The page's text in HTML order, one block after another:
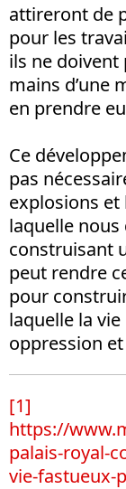
attireront de
pour les
ils ne doivent
mains d’une
en prendre
Ce
pas
explosions et
laquelle
construisant
peut rendre
pour
laquelle la
oppression
[1]
https://
palais-royal-
vie-fastueux-